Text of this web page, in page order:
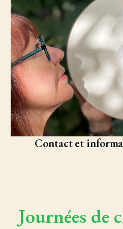
Contact et
Journées de